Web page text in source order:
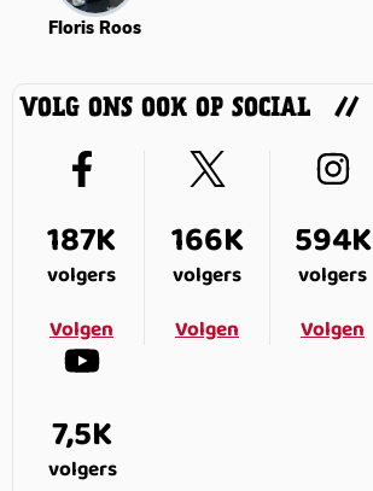
Floris Roos
VOLG ONS OOK OP SOCIAL
187K
volgers
Volgen
166K
volgers
Volgen
594K
volgers
Volgen
7,5K
volgers